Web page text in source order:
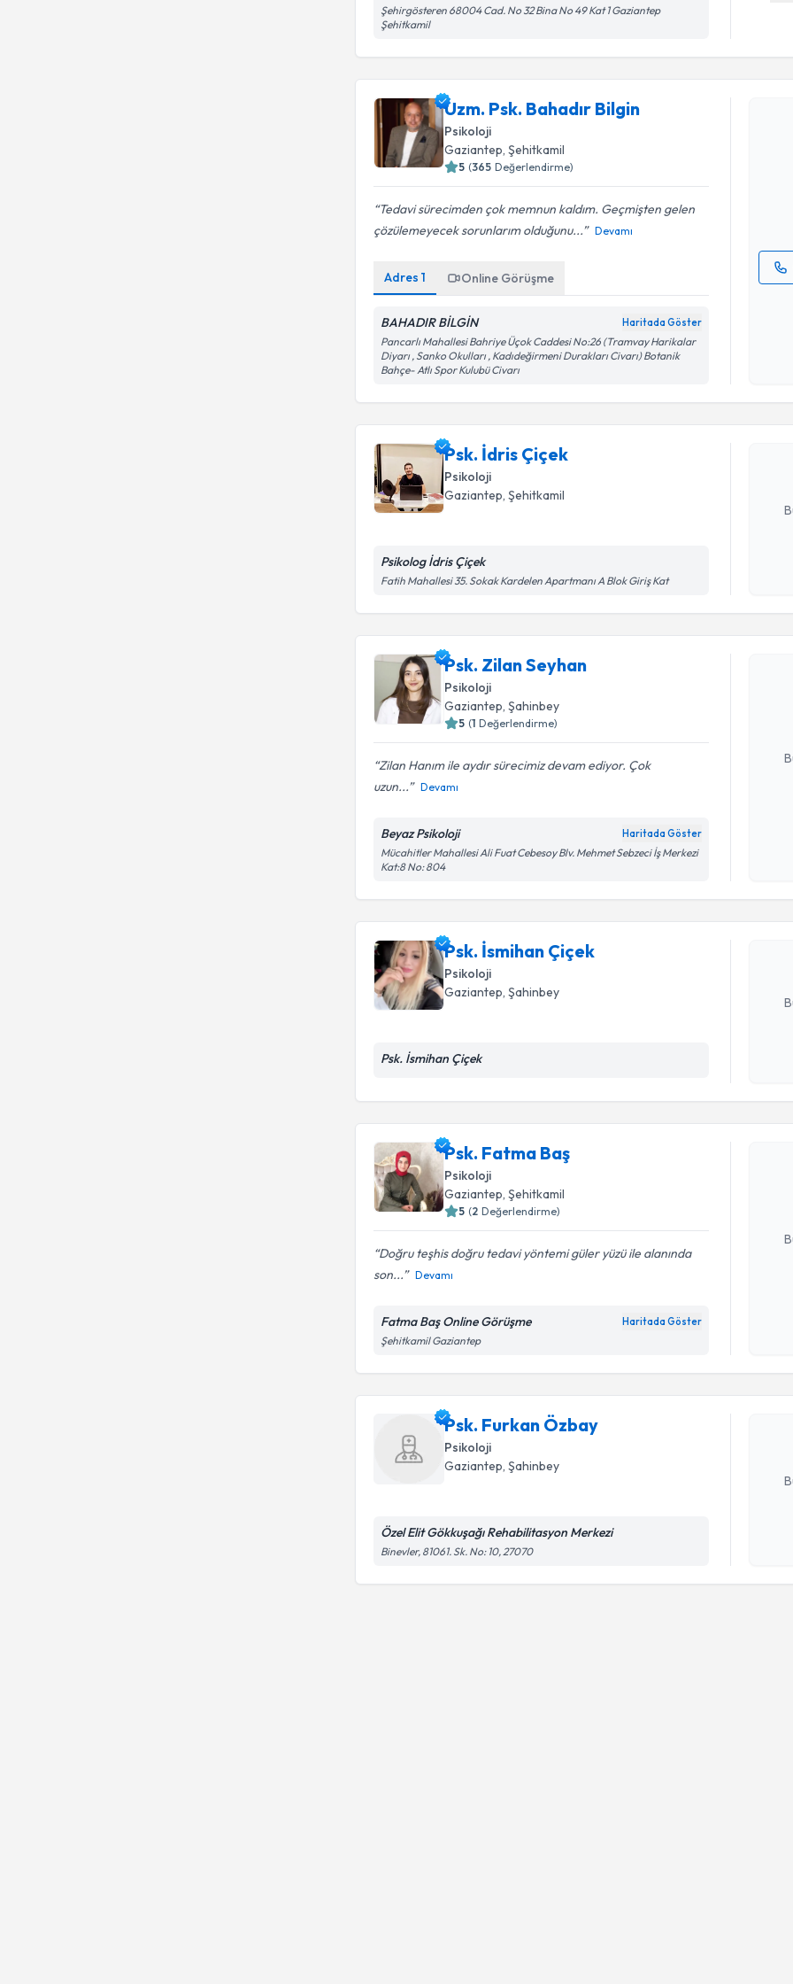
Şehirgösteren 68004 Cad. No 32 Bina No 49 Kat 1 Gaziantep
Şehitkamil
Uzm. Psk. Bahadır Bilgin
Psikoloji
Gaziantep , Şehitkamil
5 (365 Değerlendirme)
Tedavi sürecimden çok memnun kaldım. Geçmişten gelen
çözülemeyecek sorunlarım olduğunu...
Devamı
Adres1 Online Görüşme
BAHADIR BİLGİN Haritada Göster
Pancarlı Mahallesi Bahriye Üçok Caddesi No:26 (Tramvay Harikalar
Diyarı , Sanko Okulları , Kadıdeğirmeni Durakları Civarı) Botanik
Bahçe- Atlı Spor Kulubü Civarı
Randevu
Psk. İdris Çiçek
Psikoloji
Gaziantep , Şehitkamil
Psikolog İdris Çiçek
Fatih Mahallesi 35. Sokak Kardelen Apartmanı A Blok Giriş Kat
Psk. Zilan Seyhan
Psikoloji
Gaziantep , Şahinbey
5 (1 Değerlendirme)
Zilan Hanım ile aydır sürecimiz devam ediyor. Çok
uzun...
Devamı
Beyaz Psikoloji Haritada Göster
Mücahitler Mahallesi Ali Fuat Cebesoy Blv. Mehmet Sebzeci İş Merkezi
Kat:8 No: 804
Psk. İsmihan Çiçek
Psikoloji
Gaziantep , Şahinbey
Psk. İsmihan Çiçek
bu
posta ile
Psk. Fatma Baş
Psikoloji
Gaziantep , Şehitkamil
5 (2 Değerlendirme)
Doğru teşhis doğru tedavi yöntemi güler yüzü ile alanında
son...
Devamı
Fatma Baş Online Görüşme Haritada Göster
Şehitkamil Gaziantep
Randevu
Psk. Fatma
Psk. Furkan Özbay
Psikoloji
Gaziantep , Şahinbey
Özel Elit Gökkuşağı Rehabilitasyon Merkezi
Binevler, 81061. Sk. No: 10, 27070